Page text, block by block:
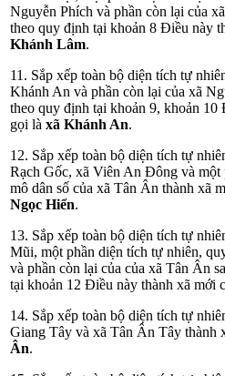
Nguyễn Phích và phần còn lại của
theo quy định tại khoản 8 Điều này
Khánh Lâm.
11. Sắp xếp toàn bộ diện tích tự
Khánh An và phần còn lại của xã
theo quy định tại khoản 9, khoản 10
gọi là xã Khánh An.
12. Sắp xếp toàn bộ diện tích tự
Rạch Gốc, xã Viên An Đông và một
mô dân số của xã Tân Ân thành xã
Ngọc Hiển.
13. Sắp xếp toàn bộ diện tích tự
Mũi, một phần diện tích tự nhiên,
và phần còn lại của của xã Tân Ân
tại khoản 12 Điều này thành xã mới
14. Sắp xếp toàn bộ diện tích tự
Giang Tây và xã Tân Ân Tây thành
Ân.